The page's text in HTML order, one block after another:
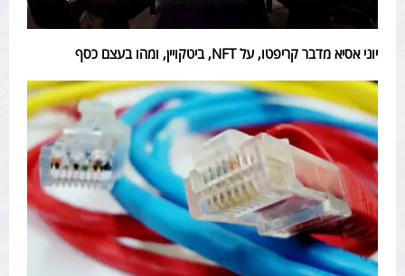
יוני אסיא מדבר קריפטו, על NFT, ביטקויין, ומהו בעצם כסף